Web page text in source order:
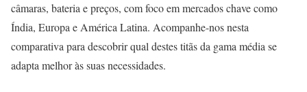
câmaras, bateria e preços, com foco em mercados chave como
Índia, Europa e América Latina. Acompanhe-nos nesta
comparativa para descobrir qual destes titãs da gama média se
adapta melhor às suas necessidades.